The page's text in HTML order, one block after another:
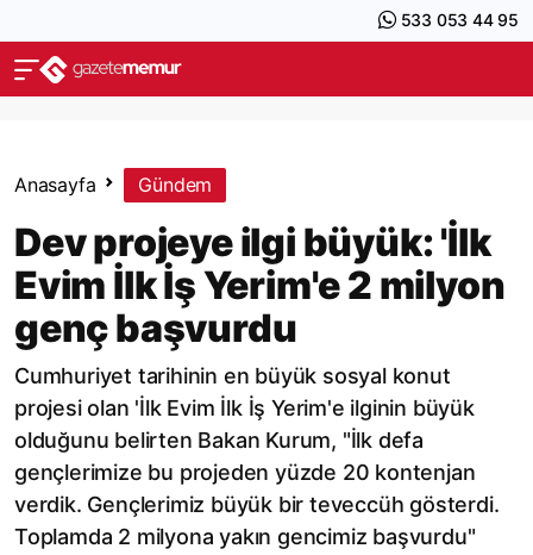
533 053 44 95
Anasayfa Gündem
Dev projeye ilgi büyük: 'İlk
Evim İlk İş Yerim'e 2 milyon
genç başvurdu
Cumhuriyet tarihinin en büyük sosyal konut
projesi olan 'İlk Evim İlk İş Yerim'e ilginin büyük
olduğunu belirten Bakan Kurum, "İlk defa
gençlerimize bu projeden yüzde 20 kontenjan
verdik. Gençlerimiz büyük bir teveccüh gösterdi.
Toplamda 2 milyona yakın gencimiz başvurdu"